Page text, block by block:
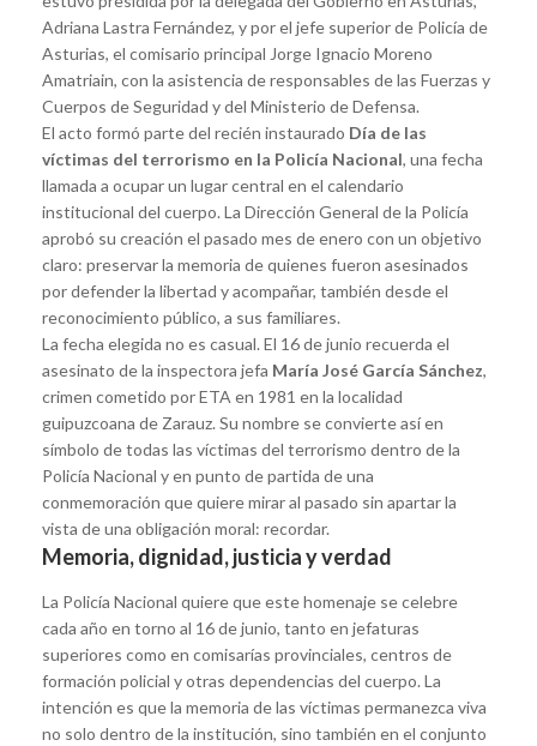
Adriana Lastra Fernández, y por el jefe superior de Policía de
Asturias, el comisario principal Jorge Ignacio Moreno
Amatriain, con la asistencia de responsables de las Fuerzas y
Cuerpos de Seguridad y del Ministerio de Defensa.
El acto formó parte del recién instaurado Día de las
víctimas del terrorismo en la Policía Nacional, una fecha
llamada a ocupar un lugar central en el calendario
institucional del cuerpo. La Dirección General de la Policía
aprobó su creación el pasado mes de enero con un objetivo
claro: preservar la memoria de quienes fueron asesinados
por defender la libertad y acompañar, también desde el
reconocimiento público, a sus familiares.
La fecha elegida no es casual. El 16 de junio recuerda el
asesinato de la inspectora jefa María José García Sánchez,
crimen cometido por ETA en 1981 en la localidad
guipuzcoana de Zarauz. Su nombre se convierte así en
símbolo de todas las víctimas del terrorismo dentro de la
Policía Nacional y en punto de partida de una
conmemoración que quiere mirar al pasado sin apartar la
vista de una obligación moral: recordar.
Memoria, dignidad, justicia y verdad
La Policía Nacional quiere que este homenaje se celebre
cada año en torno al 16 de junio, tanto en jefaturas
superiores como en comisarías provinciales, centros de
formación policial y otras dependencias del cuerpo. La
intención es que la memoria de las víctimas permanezca viva
no solo dentro de la institución, sino también en el conjunto